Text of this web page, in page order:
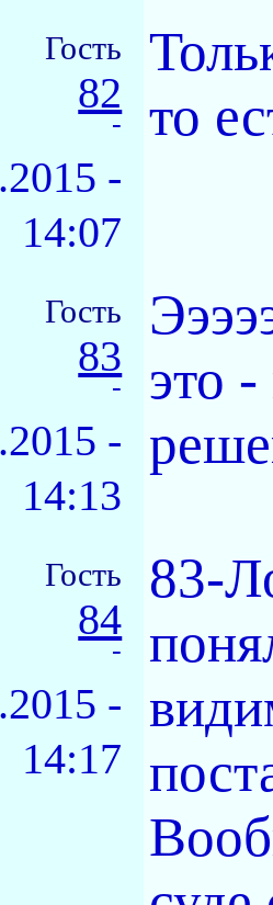
Гость
82
-
-
14:07
то
Гость
83
-
-
14:13
это
Гость
84
-
-
14:17
83-